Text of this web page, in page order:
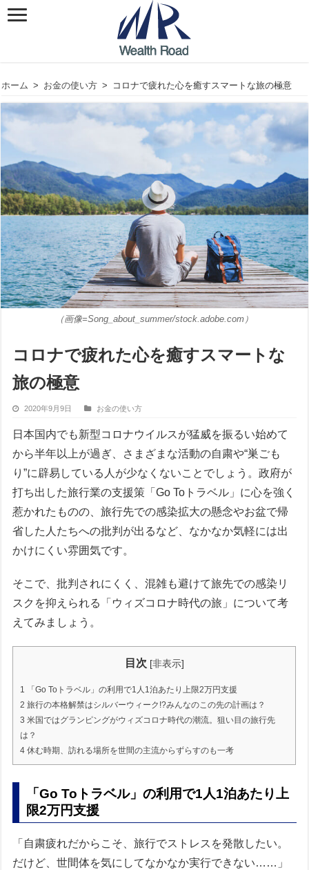
ホーム > お金の使い方 > コロナで疲れた心を癒すスマートな旅の極意
（画像=Song_about_summer/stock.adobe.com）
コロナで疲れた心を癒すスマートな
旅の極意
2020年9月9日 お金の使い方
日本国内でも新型コロナウイルスが猛威を振るい始めて
から半年以上が過ぎ、さまざまな活動の自粛や“巣ごも
り”に辟易している人が少なくないことでしょう。政府が
打ち出した旅行業の支援策「Go Toトラベル」に心を強く
惹かれたものの、旅行先での感染拡大の懸念やお盆で帰
省した人たちへの批判が出るなど、なかなか気軽には出
かけにくい雰囲気です。
そこで、批判されにくく、混雑も避けて旅先での感染リ
スクを抑えられる「ウィズコロナ時代の旅」について考
えてみましょう。
目次 [非表示]
1
「Go Toトラベル」の利用で1人1泊あたり上限2万円支援
2 旅行の本格解禁はシルバーウィーク!?みんなのこの先の計画は？
3 米国ではグランピングがウィズコロナ時代の潮流。狙い目の旅行先
は？
4 休む時期、訪れる場所を世間の主流からずらすのも一考
「Go Toトラベル」の利用で1人1泊あたり上
限2万円支援
「自粛疲れだからこそ、旅行でストレスを発散したい。
だけど、世間体を気にしてなかなか実行できない……」